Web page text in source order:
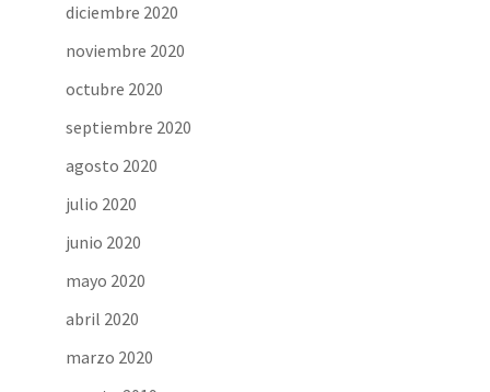
diciembre 2020
noviembre 2020
octubre 2020
septiembre 2020
agosto 2020
julio 2020
junio 2020
mayo 2020
abril 2020
marzo 2020